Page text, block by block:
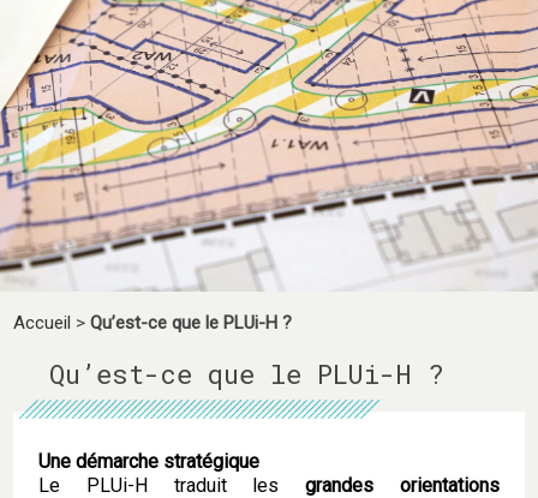
Accueil >Qu’est-ce que le PLUi-H ?
Qu’est-ce que le PLUi-H ?
Une démarche stratégique
Le PLUi-H traduit les grandes orientations